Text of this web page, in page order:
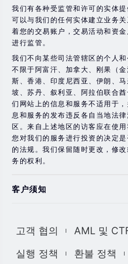
金融工具进行交易的风险。 如果
险，则应寻求独立的专业建议。
我们有各种受监管和许可的实体
可以与我们的任何实体建立业务
着您的交易账户，交易活动和资
进行监管。
我们不向某些司法管辖区的个人
不限于阿富汗、加拿大、刚果（
斯、香港、印度尼西亚、伊朗、
坡、苏丹、叙利亚、阿拉伯联合
们网站上的信息和服务不适用于
息和服务的发布违反各自当地法
区。来自上述地区的访客应在使
您对我们的服务进行投资的决定
的法规。我们保留随时更改，修
务的权利。
客户须知
息，材料或第三方材料（“材料”
的投资建议和/或投资推荐。 尽管
고객 협의
AML 및
실행 정책
환불 정책